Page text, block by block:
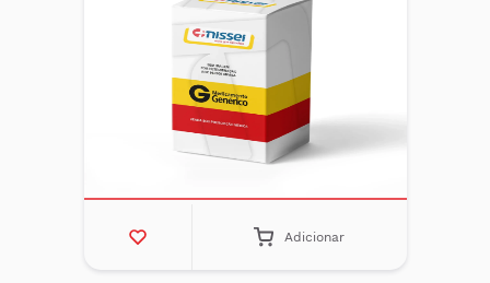
Adicionar